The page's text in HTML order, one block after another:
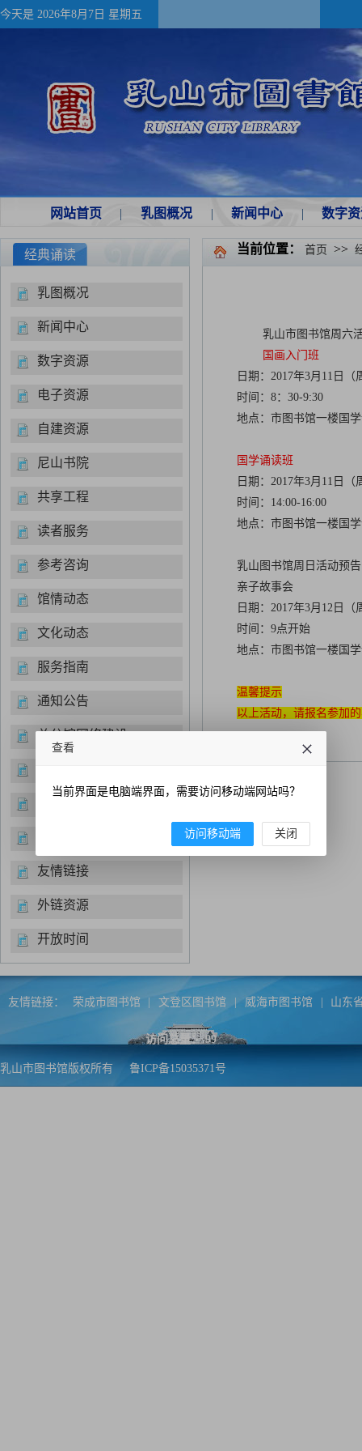
今天是 2026年8月7日 星期五
网站首页 | 乳图概况 | 新闻中心 | 数字
经典诵读
乳图概况
新闻中心
数字资源
电子资源
自建资源
尼山书院
共享工程
读者服务
参考咨询
馆情动态
文化动态
服务指南
通知公告
总分馆网络建设
友情链接
外链资源
开放时间
当前位置： 首页 >>
乳山市图书馆周六
国画入门班
日期：2017年3月11日（
时间：8：30-9:30
地点：市图书馆一楼国
国学诵读班
日期：2017年3月11日（
时间：14:00-16:00
地点：市图书馆一楼国
乳山图书馆周日活动预告
亲子故事会
日期：2017年3月12日（
时间：9点开始
地点：市图书馆一楼国
温馨提示
以上活动，请报名参加
友情链接： 荣成市图书馆 文登区图书馆 | 威海市图书馆 山东
访问总量：99
乳山市图书馆版权所有 鲁ICP备15035371号
查看
当前界面是电脑端界面，需要访问移动端网站吗？
访问移动端 关闭